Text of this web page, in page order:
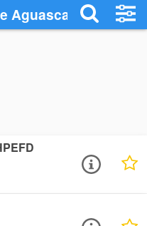
Aguascalientes